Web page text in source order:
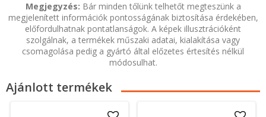
Megjegyzés: Bár minden tőlünk telhetőt megteszünk a
megjelenített információk pontosságának biztosítása érdekében,
előfordulhatnak pontatlanságok. A képek illusztrációként
szolgálnak, a termékek műszaki adatai, kialakítása vagy
csomagolása pedig a gyártó által előzetes értesítés nélkül
módosulhat.
Ajánlott termékek